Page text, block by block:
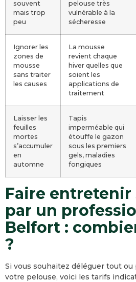
souvent
mais trop
peu
pelouse très
vulnérable à la
sécheresse
Ignorer les
zones de
mousse
sans traiter
les causes
La mousse
revient chaque
hiver quelles que
soient les
applications de
traitement
Laisser les
feuilles
mortes
s’accumuler
en
automne
Tapis
imperméable qui
étouffe le gazon
sous les premiers
gels, maladies
fongiques
Faire entretenir
par un
Belfort :
?
Si vous souhaitez déléguer tout
votre pelouse, voici les tarifs